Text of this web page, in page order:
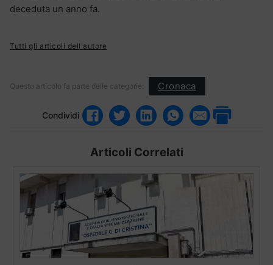
deceduta un anno fa.
Tutti gli articoli dell'autore
Questo articolo fa parte delle categorie: Cronaca
Condividi
Articoli Correlati